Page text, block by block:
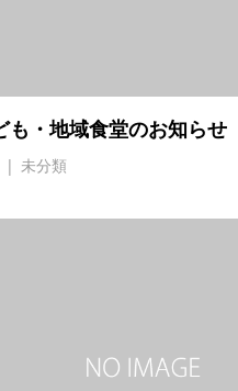
も・地域食堂のお知らせ
未分類